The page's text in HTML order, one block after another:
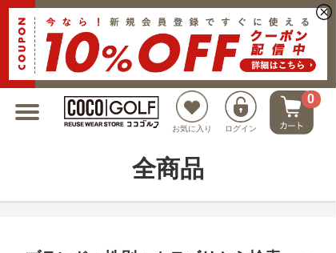
お気に入り ログイン
0
新規会員登録でクーポンプレゼント
全商品